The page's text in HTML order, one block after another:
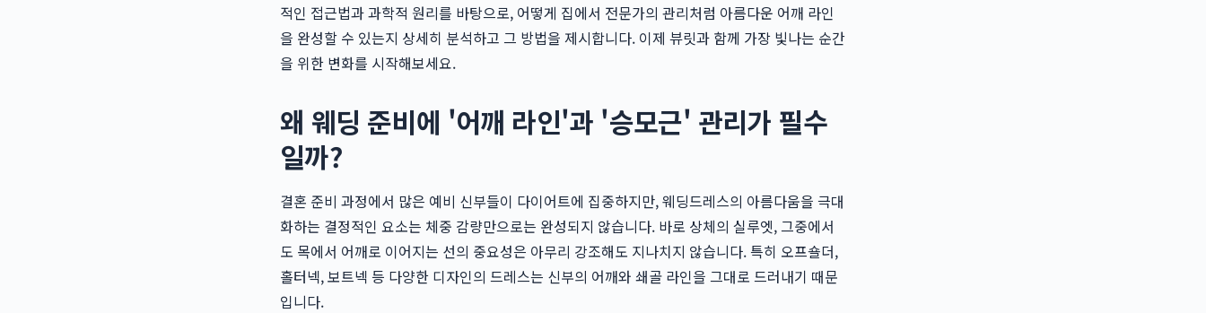
적인 접근법과 과학적 원리를 바탕으로, 어떻게 집에서 전문가의 관리처럼 아름다운 어깨 라인
을 완성할 수 있는지 상세히 분석하고 그 방법을 제시합니다. 이제 뷰릿과 함께 가장 빛나는 순간
을 위한 변화를 시작해보세요.
왜 웨딩 준비에 '어깨 라인'과 '승모근' 관리가 필수
일까?
결혼 준비 과정에서 많은 예비 신부들이 다이어트에 집중하지만, 웨딩드레스의 아름다움을 극대
화하는 결정적인 요소는 체중 감량만으로는 완성되지 않습니다. 바로 상체의 실루엣, 그중에서
도 목에서 어깨로 이어지는 선의 중요성은 아무리 강조해도 지나치지 않습니다. 특히 오프숄더,
홀터넥, 보트넥 등 다양한 디자인의 드레스는 신부의 어깨와 쇄골 라인을 그대로 드러내기 때문
입니다.